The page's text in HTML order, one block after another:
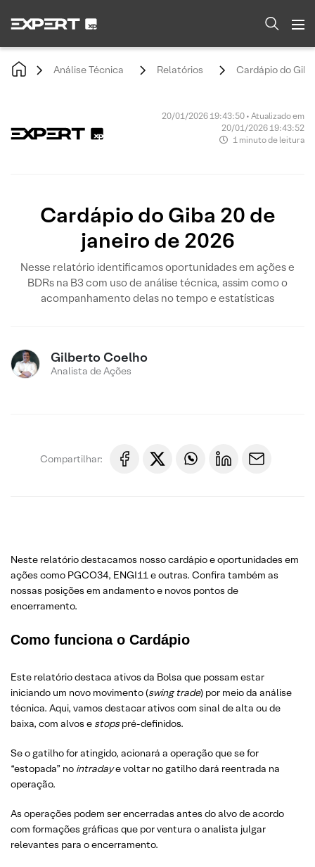
Análise Técnica Relatórios Cardápio do
20/01/2026 19:43:50 • Atualizado em
20/01/2026 19:43:52
1 minuto de leitura
Cardápio do Giba 20 de
janeiro de 2026
Nesse relatório identificamos oportunidades em ações e
BDRs na B3 com uso de análise técnica, assim como o
acompanhamento delas no tempo e estatísticas
Gilberto Coelho
Analista de Ações
Compartilhar:
Neste relatório destacamos nosso cardápio e oportunidades em
ações como PGCO34, ENGI11 e outras. Confira também as
nossas posições em andamento e novos pontos de
encerramento.
Como funciona o Cardápio
Este relatório destaca ativos da Bolsa que possam estar
iniciando um novo movimento (swing trade) por meio da análise
técnica. Aqui, vamos destacar ativos com sinal de alta ou de
baixa, com alvos e stopspré-definidos.
Se o gatilho for atingido, acionará a operação que se for
“estopada” no intradaye voltar no gatilho dará reentrada na
operação.
As operações podem ser encerradas antes do alvo de acordo
com formações gráficas que por ventura o analista julgar
relevantes para o encerramento.